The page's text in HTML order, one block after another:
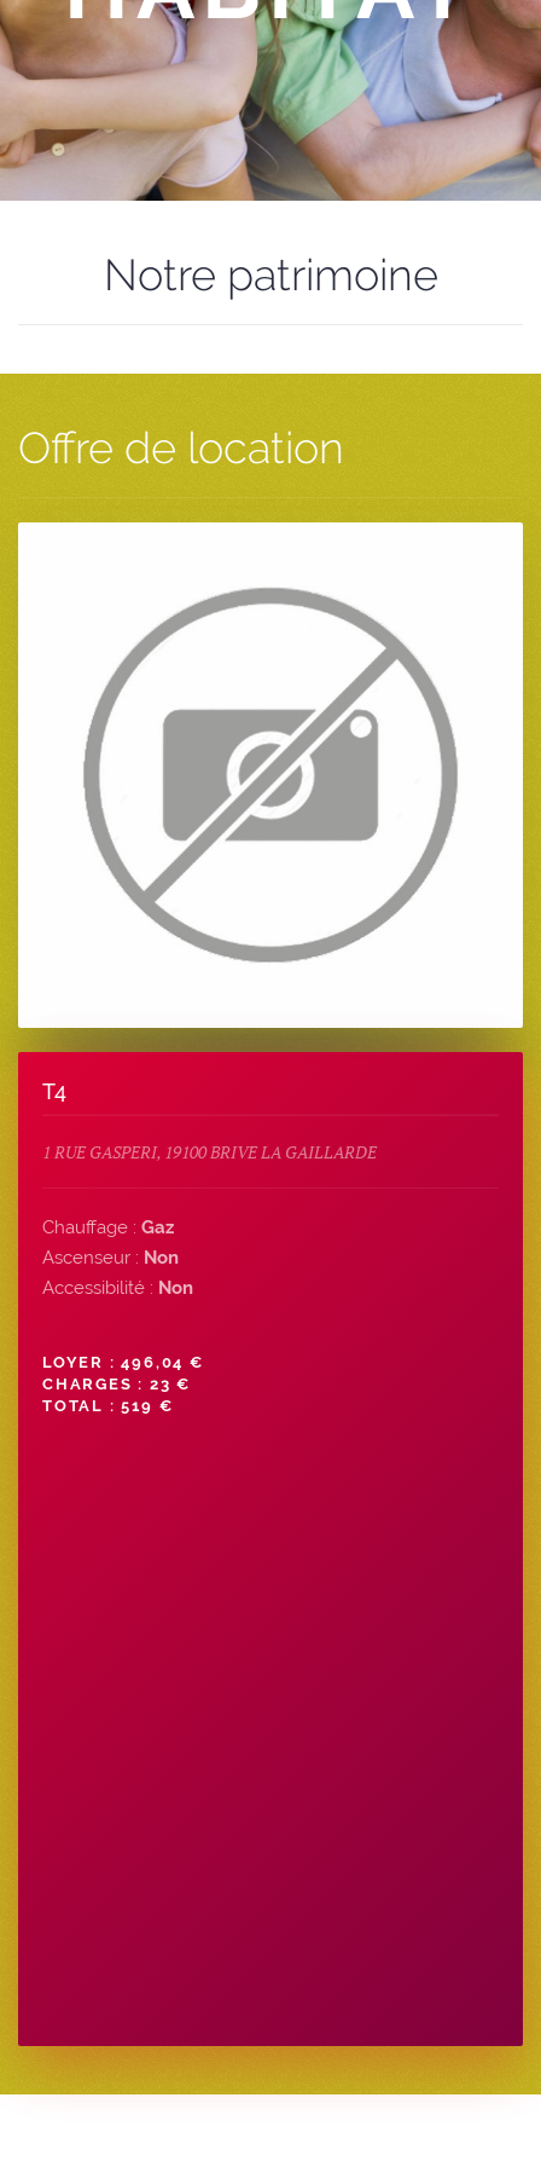
Notre patrimoine
Offre de location
T4
1 RUE GASPERI, 19100 BRIVE LA GAILLARDE
Chauffage : Gaz
Ascenseur : Non
Accessibilité : Non
LOYER : 496,04 €
CHARGES : 23 €
TOTAL : 519 €